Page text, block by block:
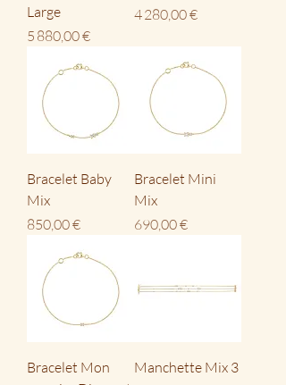
Large
Prix
5 880,00 €
Prix
4 280,00 €
Bracelet Baby
Mix
Prix
850,00 €
Bracelet Mini
Mix
Prix
690,00 €
Bracelet Mon
Manchette Mix 3